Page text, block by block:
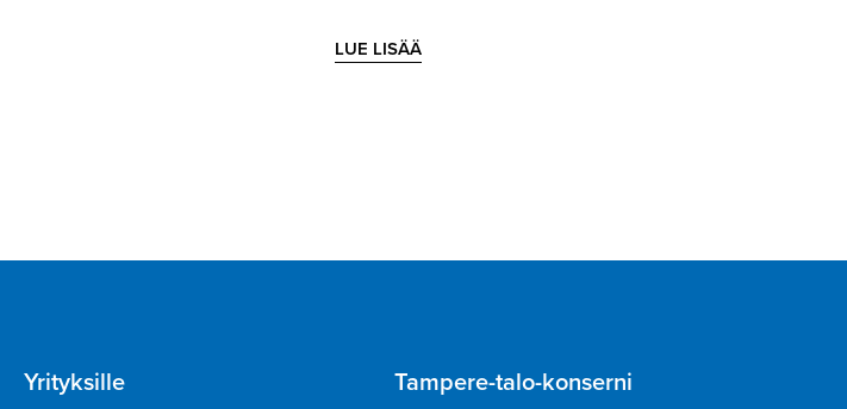
LUE LISÄÄ
Yrityksille Tampere-talo-konserni